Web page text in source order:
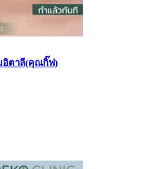
อิตาลี(คุณกิ๊ฟ)